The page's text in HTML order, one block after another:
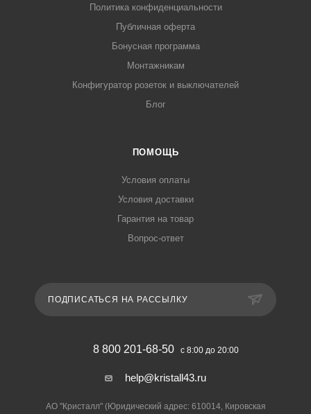
Политика конфиденциальности
Публичная оферта
Бонусная программа
Монтажникам
Конфигуратор розеток и выключателей
Блог
ПОМОЩЬ
Условия оплаты
Условия доставки
Гарантия на товар
Вопрос-ответ
ПОДПИСАТЬСЯ НА РАССЫЛКУ
8 800 201-68-50 с 8:00 до 20:00
help@kristall43.ru
АО "Кристалл" (Юридический адрес: 610014, Кировская